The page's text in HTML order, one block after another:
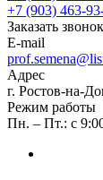
+7 (903) 463-
Заказать звонок
E-mail
Адрес
г. Ростов-на-
Режим работы
Пн. – Пт.: с